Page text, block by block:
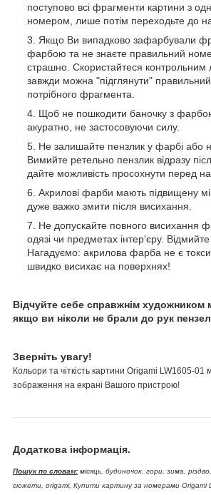
поступово всі фрагменти картини з
номером, лише потім переходьте до
Якщо Ви випадково зафарбували
фарбою та не знаєте правильний
страшно. Скористайтеся контрольним
завжди можна "підглянути"
потрібного фрагмента.
Щоб не пошкодити баночку з
акуратно, не застосовуючи силу.
Не залишайте пензлик у фарбі або
Вимийте ретельно пензлик відразу
дайте можливість просохнути перед
Акрилові фарби мають підвищену
дуже важко змити після висихання.
Не допускайте повного висихання
одязі чи предметах інтер'єру.
Нагадуємо: акрилова фарба не є
швидко висихає на поверхнях!
Відчуйте себе справжнім художником
якщо ви ніколи не брали до рук
Зверніть увагу!
Кольори та чіткість картини Origami LW1605-01
зображення на екрані Вашого пристрою!
Додаткова інформація.
Пошук по словам: місяць, будиночок, гори, зима,
сюжети, origami, Купити картину за номерами Origami